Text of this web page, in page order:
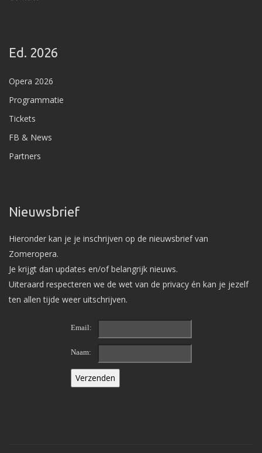
Ed. 2026
Opera 2026
Programmatie
Tickets
FB & News
Partners
Nieuwsbrief
Hieronder kan je je inschrijven op de nieuwsbrief van
Zomeropera.
Je krijgt dan updates en/of belangrijk nieuws.
Uiteraard respecteren we de wet van de privacy én kan je jezelf
ten allen tijde weer uitschrijven.
Email:
Naam: